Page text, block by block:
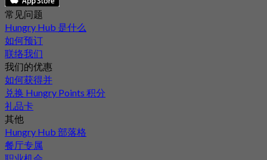
常见问题
Hungry Hub 是什么
如何预订
联络我们
我们的优惠
如何获得并
兑换 Hungry Points 积分
礼品卡
其他
Hungry Hub 部落格
餐厅专属